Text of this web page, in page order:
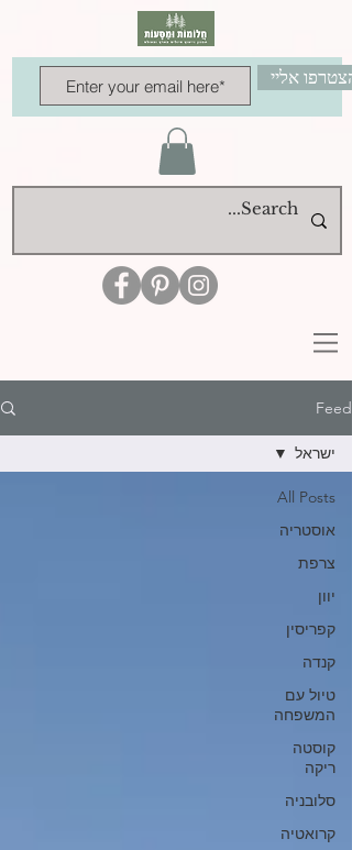
הצטרפו אליי
Feed
All Posts
אוסטריה
צרפת
יוון
קפריסין
קנדה
טיול עם
המשפחה
קוסטה
ריקה
סלובניה
קרואטיה
ישראל